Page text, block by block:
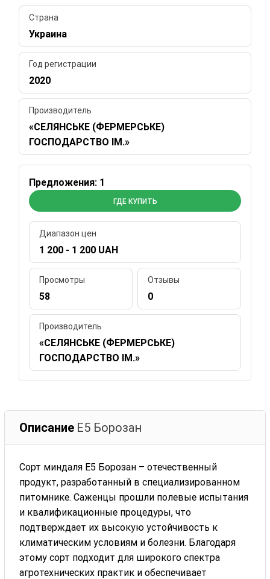
Страна
Украина
Год регистрации
2020
Производитель
«СЕЛЯНСЬКЕ (ФЕРМЕРСЬКЕ)
ГОСПОДАРСТВО ІМ.»
Предложения: 1
ГДЕ КУПИТЬ
Диапазон цен
1 200 - 1 200 UAH
Просмотры
58
Отзывы
0
Производитель
«СЕЛЯНСЬКЕ (ФЕРМЕРСЬКЕ)
ГОСПОДАРСТВО ІМ.»
Описание Е5 Борозан
Сорт миндаля Е5 Борозан – отечественный
продукт, разработанный в специализированном
питомнике. Саженцы прошли полевые испытания
и квалификационные процедуры, что
подтверждает их высокую устойчивость к
климатическим условиям и болезни. Благодаря
этому сорт подходит для широкого спектра
агротехнических практик и обеспечивает